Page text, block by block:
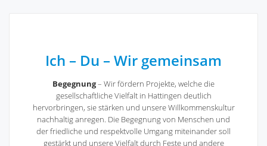
Ich – Du – Wir gemeinsam
Begegnung– Wir fördern Projekte, welche die
gesellschaftliche Vielfalt in Hattingen deutlich
hervorbringen, sie stärken und unsere Willkommenskultur
nachhaltig anregen. Die Begegnung von Menschen und
der friedliche und respektvolle Umgang miteinander soll
gestärkt und unsere Vielfalt durch Feste und andere